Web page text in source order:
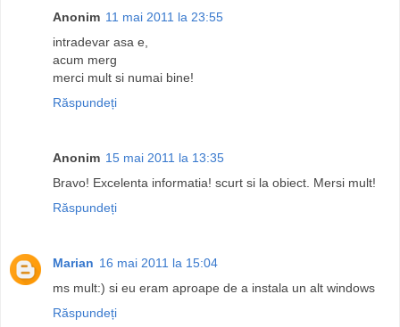
Anonim 11 mai 2011 la 23:55
intradevar asa e,
acum merg
merci mult si numai bine!
Răspundeți
Anonim 15 mai 2011 la 13:35
Bravo! Excelenta informatia! scurt si la obiect. Mersi mult!
Răspundeți
Marian 16 mai 2011 la 15:04
ms mult:) si eu eram aproape de a instala un alt windows
Răspundeți